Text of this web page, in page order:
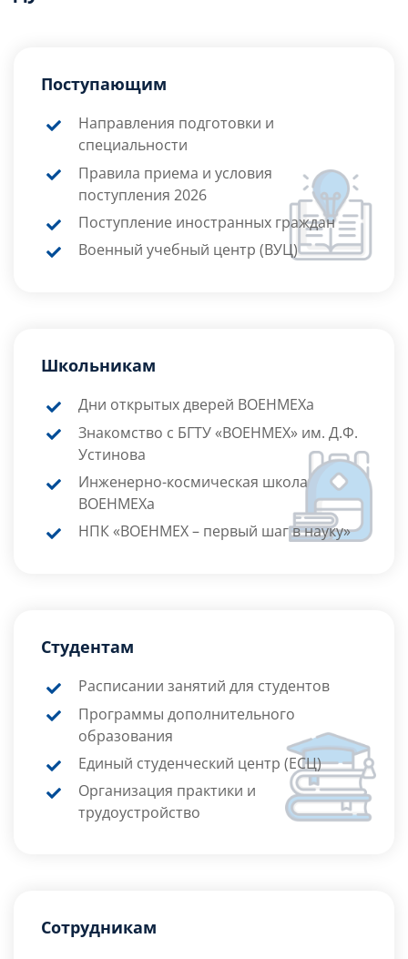
Поступающим
Направления подготовки и
специальности
Правила приема и условия
поступления 2026
Поступление иностранных граждан
Военный учебный центр (ВУЦ)
Школьникам
Дни открытых дверей ВОЕНМЕХа
Знакомство с БГТУ «ВОЕНМЕХ» им. Д.Ф.
Устинова
Инженерно-космическая школа
ВОЕНМЕХа
НПК «ВОЕНМЕХ – первый шаг в науку»
Студентам
Расписании занятий для студентов
Программы дополнительного
образования
Единый студенческий центр (ЕСЦ)
Организация практики и
трудоустройство
Сотрудникам